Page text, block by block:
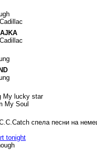
My lucky star
My Soul
спела песни на
tonight